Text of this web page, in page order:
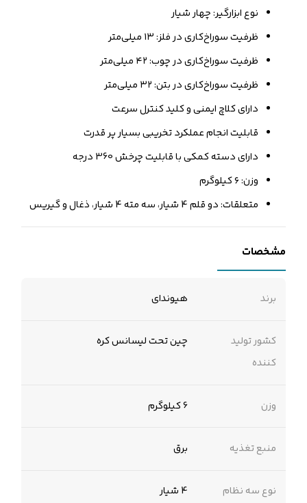
نوع ابزارگیر: چهار شیار
ظرفیت سوراخ‌کاری در فلز: ۱۳ میلی‌متر
ظرفیت سوراخ‌کاری در چوب: ۴۲ میلی‌متر
ظرفیت سوراخ‌کاری در بتن: ۳۲ میلی‌متر
دارای کلاچ ایمنی و کلید کنترل سرعت
قابلیت انجام عملکرد تخریبی بسیار پر قدرت
دارای دسته کمکی با قابلیت چرخش 360 درجه
وزن: ۶ کیلوگرم
متعلقات: دو قلم 4 شیار، سه مته 4 شیار، ذغال و گیریس
مشخصات
برند هیوندای
کشور تولید
کننده
چین تحت لیسانس کره
وزن 6 کیلوگرم
منبع تغذیه برق
نوع سه نظام 4 شیار